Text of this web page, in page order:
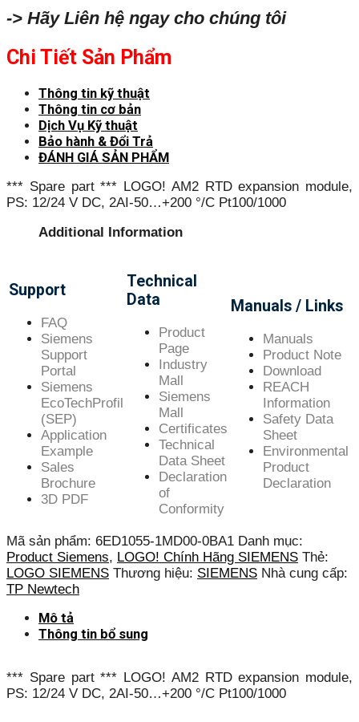
-> Hãy Liên hệ ngay cho chúng tôi
Chi Tiết Sản Phẩm
Thông tin kỹ thuật
Thông tin cơ bản
Dịch Vụ Kỹ thuật
Bảo hành & Đổi Trả
ĐÁNH GIÁ SẢN PHẨM
*** Spare part *** LOGO! AM2 RTD expansion module,
PS: 12/24 V DC, 2AI-50…+200 °/C Pt100/1000
Additional Information
Support
FAQ
Siemens
Support
Portal
Siemens
EcoTechProfil
(SEP)
Application
Example
Sales
Brochure
3D PDF
Technical
Data
Product
Page
Industry
Mall
Siemens
Mall
Certificates
Technical
Data Sheet
Declaration
of
Conformity
Manuals / Links
Manuals
Product Note
Download
REACH
Information
Safety Data
Sheet
Environmental
Product
Declaration
Mã sản phẩm: 6ED1055-1MD00-0BA1 Danh mục:
Product Siemens, LOGO! Chính Hãng SIEMENS Thẻ:
LOGO SIEMENS Thương hiệu: SIEMENS Nhà cung cấp:
TP Newtech
Mô tả
Thông tin bổ sung
*** Spare part *** LOGO! AM2 RTD expansion module,
PS: 12/24 V DC, 2AI-50…+200 °/C Pt100/1000